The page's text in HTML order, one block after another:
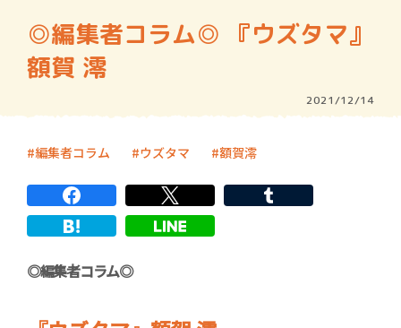
◎編集者コラム◎ 『ウズタマ』
額賀 澪
2021/12/14
編集者コラム ウズタマ 額賀澪
◎編集者コラム◎